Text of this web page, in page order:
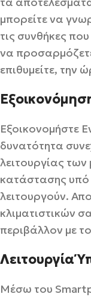
μπορείτε να
τις συνθήκες
να
επιθυμείτε, την
Εξοικονομήστε
δυνατότητα
λειτουργίας
κατάστασης υπό
λειτουργούν.
κλιματιστικών
περιβάλλον με
Λειτουργία
Μέσω του